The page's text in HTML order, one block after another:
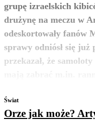
grupę izraelskich
drużynę na meczu w
odeskortowały fanów
sprawy odniósł się
przekazał, że
Świat
Orze jak może?